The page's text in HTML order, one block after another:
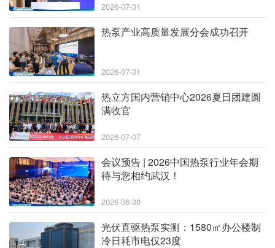
2026-07-31
热泵产业高质量发展分会成功召开
2026-07-31
热立方国内营销中心2026夏日团建圆
满收官
2026-07-07
会议预告 | 2026中国热泵行业年会期
待与您相约武汉！
2026-06-30
光伏直驱热泵实测：1580㎡办公楼制
冷日耗市电仅23度